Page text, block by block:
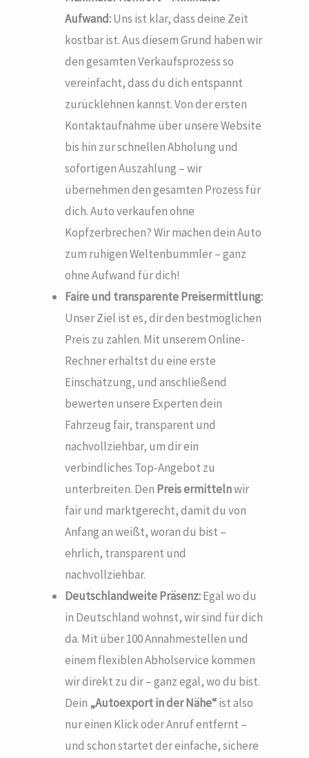
Aufwand:Uns ist klar, dass deine Zeit
kostbar ist. Aus diesem Grund haben wir
den gesamten Verkaufsprozess so
vereinfacht, dass du dich entspannt
zurücklehnen kannst. Von der ersten
Kontaktaufnahme über unsere Website
bis hin zur schnellen Abholung und
sofortigen Auszahlung – wir
übernehmen den gesamten Prozess für
dich. Auto verkaufen ohne
Kopfzerbrechen? Wir machen dein Auto
zum ruhigen Weltenbummler – ganz
ohne Aufwand für dich!
Faire und transparente Preisermittlung:
Unser Ziel ist es, dir den bestmöglichen
Preis zu zahlen. Mit unserem Online-
Rechner erhältst du eine erste
Einschätzung, und anschließend
bewerten unsere Experten dein
Fahrzeug fair, transparent und
nachvollziehbar, um dir ein
verbindliches Top-Angebot zu
unterbreiten. Den Preis ermittelnwir
fair und marktgerecht, damit du von
Anfang an weißt, woran du bist –
ehrlich, transparent und
nachvollziehbar.
Deutschlandweite Präsenz:Egal wo du
in Deutschland wohnst, wir sind für dich
da. Mit über 100 Annahmestellen und
einem flexiblen Abholservice kommen
wir direkt zu dir – ganz egal, wo du bist.
Dein „Autoexport in der Nähe“ist also
nur einen Klick oder Anruf entfernt –
und schon startet der einfache, sichere